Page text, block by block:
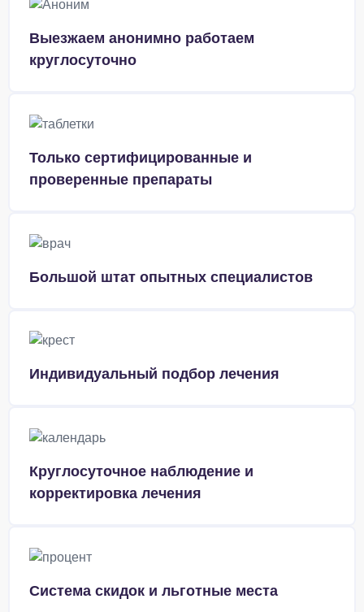
Выезжаем анонимно работаем
круглосуточно
Только сертифицированные и
проверенные препараты
Большой штат опытных специалистов
Индивидуальный подбор лечения
Круглосуточное наблюдение и
корректировка лечения
Система скидок и льготные места